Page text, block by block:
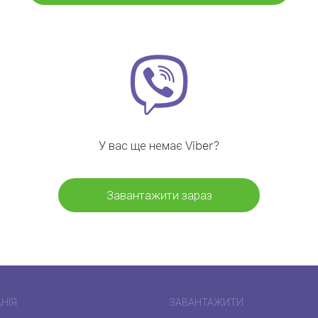
У вас ще немає Viber?
Завантажити зараз
ЗАВАНТАЖИТИ